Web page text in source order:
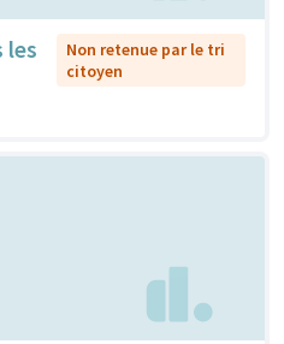
les
Non retenue par le tri
citoyen